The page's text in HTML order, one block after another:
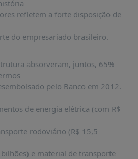
refletem a forte disposição de
do empresariado brasileiro.
absorveram, juntos, 65%
pelo Banco em 2012.
de energia elétrica (com R$
rodoviário (R$ 15,5
e material de transporte